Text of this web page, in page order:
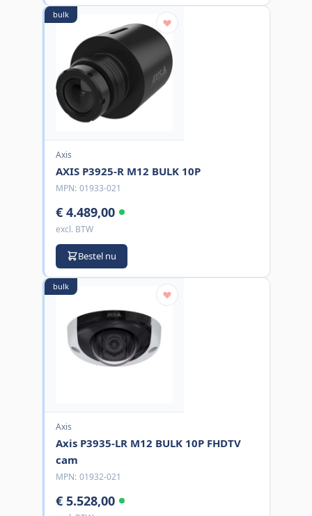
bulk
Axis
AXIS P3925-R M12 BULK 10P
MPN: 01933-021
€ 4.489,00
excl. BTW
Bestel nu
bulk
Axis
Axis P3935-LR M12 BULK 10P FHDTV
cam
MPN: 01932-021
€ 5.528,00